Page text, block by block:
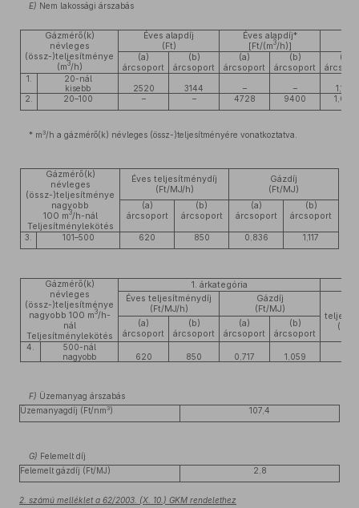
E) Nem lakossági árszabás
Gázmérő(k)
névleges
(össz-)teljesítménye
(m3/h)
Éves alapdíj
(Ft)
Éves alapdíj*
[Ft/(m3/h)]
(a)
árcsoport
(b)
árcsoport
(a)
árcsoport
(b)
árcsoport
(a)
1.
20-nál
kisebb
2520 3144 – –
1,148
2.
20–100 – – 4728 9400 1,046
* m 3/h a gázmérő(k) névleges (össz-)teljesítményére vonatkoztatva.
Gázmérő(k)
névleges
(össz-)teljesítménye
nagyobb
100 m3/h-nál
Teljesítménylekötés
Éves teljesítménydíj
(Ft/MJ/h)
Gázdíj
(Ft/MJ)
(a)
árcsoport
(b)
árcsoport
(a)
árcsoport
(b)
árcsoport
3. 101–500 620 850 0,836 1,117
Gázmérő(k)
névleges
(össz-)teljesítménye
nagyobb 100 m3/h-
nál
Teljesítménylekötés
1. árkategória
Éves teljesítménydíj
(Ft/MJ/h)
Gázdíj
(Ft/MJ)
(Ft/
(a)
árcsoport
(b)
árcsoport
(a)
árcsoport
(b)
árcsoport
4.
500-nál
nagyobb
620 850 0,717 1,059
F) Üzemanyag árszabás
Üzemanyagdíj (Ft/nm 3) 107,4
G) Felemelt díj
Felemelt gázdíj (Ft/MJ)
2,8
2. számú melléklet a 62/2003. (X. 10.) GKM rendelethez